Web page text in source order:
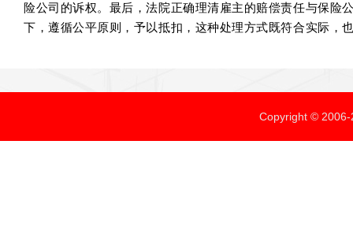
险公司的诉权。最后，法院正确理清雇主的赔偿责任与保险
下，遵循公平原则，予以抵扣，这种处理方式既符合实际，
Copyright ©